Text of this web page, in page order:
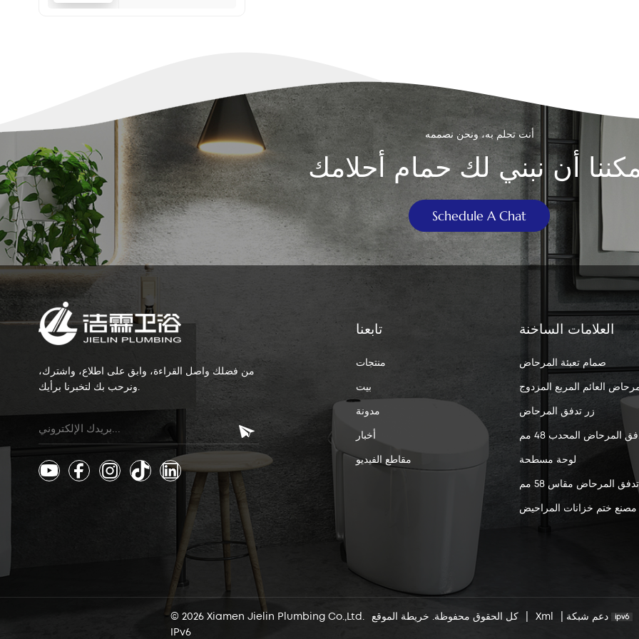
أنت تحلم به، ونحن نصممه
أن نبني لك حمام أحلامك
Schedule A Chat
من فضلك واصل القراءة، وابق على اطلاع، واشترك،
تابعنا
منتجات
بيت
مدونة
أخبار
مقاطع الفيديو
العلامات الساخنة
صمام تعبئة المرحاض
العائم المربع المزدوج
زر تدفق المرحاض
المرحاض المحدب 48 مم
لوحة مسطحة
المرحاض مقاس 58 مم
مصنع ختم خزانات المراحيض
© 2026 Xiamen Jielin Plumbing Co.,Ltd. كل الحقوق محفوظة. Xml
دعم شبكة
IPv6